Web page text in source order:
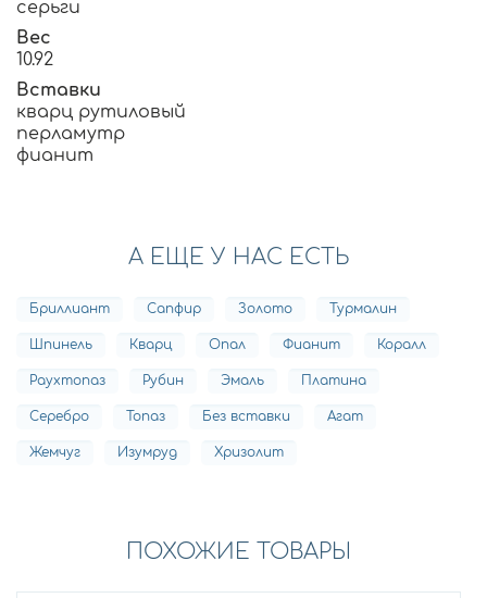
серьги
Вес
10.92
Вставки
кварц рутиловый
перламутр
фианит
А ЕЩЕ У НАС ЕСТЬ
Бриллиант Сапфир Золото Турмалин
Шпинель Кварц Опал Фианит Коралл
Раухтопаз Рубин Эмаль Платина
Серебро Топаз Без вставки Агат
Жемчуг Изумруд Хризолит
ПОХОЖИЕ ТОВАРЫ